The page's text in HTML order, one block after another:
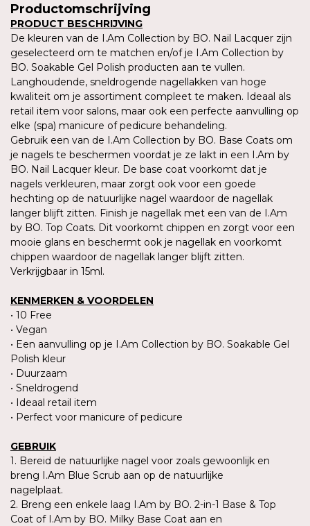
Productomschrijving
PRODUCT BESCHRIJVING
De kleuren van de I.Am Collection by BO. Nail Lacquer zijn
geselecteerd om te matchen en/of je I.Am Collection by
BO. Soakable Gel Polish producten aan te vullen.
Langhoudende, sneldrogende nagellakken van hoge
kwaliteit om je assortiment compleet te maken. Ideaal als
retail item voor salons, maar ook een perfecte aanvulling op
elke (spa) manicure of pedicure behandeling.
Gebruik een van de I.Am Collection by BO. Base Coats om
je nagels te beschermen voordat je ze lakt in een I.Am by
BO. Nail Lacquer kleur. De base coat voorkomt dat je
nagels verkleuren, maar zorgt ook voor een goede
hechting op de natuurlijke nagel waardoor de nagellak
langer blijft zitten. Finish je nagellak met een van de I.Am
by BO. Top Coats. Dit voorkomt chippen en zorgt voor een
mooie glans en beschermt ook je nagellak en voorkomt
chippen waardoor de nagellak langer blijft zitten.
Verkrijgbaar in 15ml.
KENMERKEN & VOORDELEN
• 10 Free
• Vegan
• Een aanvulling op je I.Am Collection by BO. Soakable Gel
Polish kleur
• Duurzaam
• Sneldrogend
• Ideaal retail item
• Perfect voor manicure of pedicure
GEBRUIK
1. Bereid de natuurlijke nagel voor zoals gewoonlijk en
breng I.Am Blue Scrub aan op de natuurlijke
nagelplaat.
2. Breng een enkele laag I.Am by BO. 2-in-1 Base & Top
Coat of I.Am by BO. Milky Base Coat aan en